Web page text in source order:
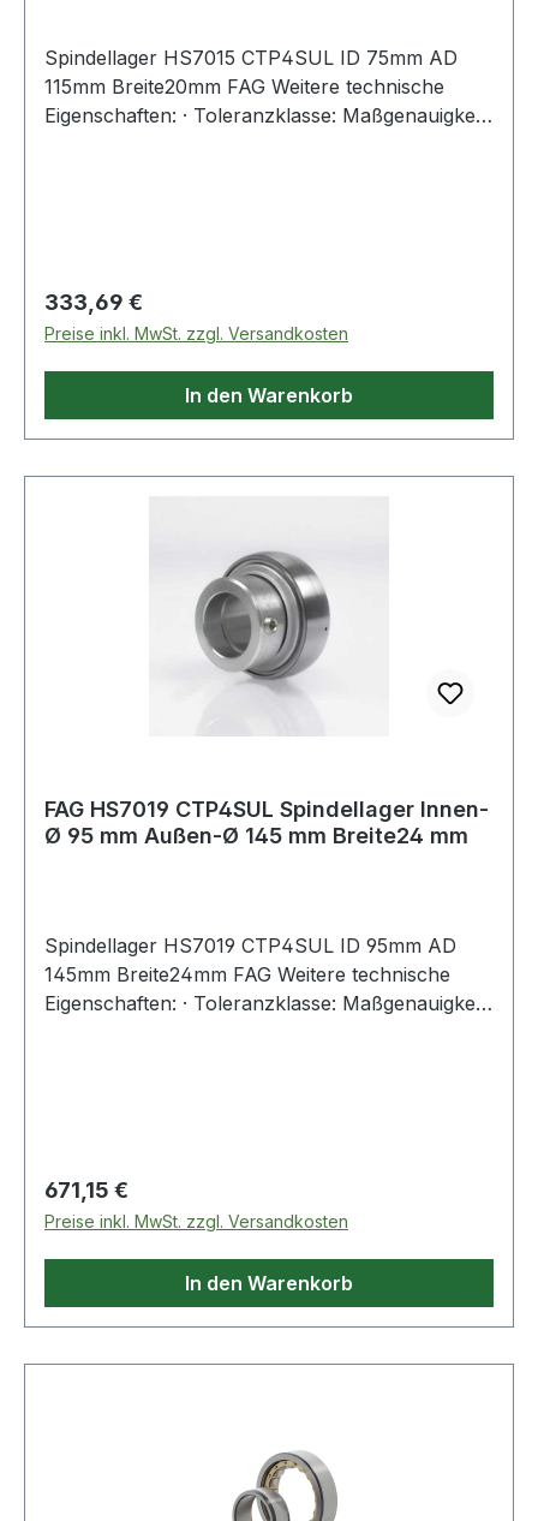
Spindellager HS7015 CTP4SUL ID 75mm AD
115mm Breite20mm FAG Weitere technische
Eigenschaften: · Toleranzklasse: Maßgenauigkeit
Regulärer Preis:
333,69 €
Preise inkl. MwSt. zzgl. Versandkosten
In den Warenkorb
FAG HS7019 CTP4SUL Spindellager Innen-
Ø 95 mm Außen-Ø 145 mm Breite24 mm
Spindellager HS7019 CTP4SUL ID 95mm AD
145mm Breite24mm FAG Weitere technische
Eigenschaften: · Toleranzklasse: Maßgenauigkeit
Regulärer Preis:
671,15 €
Preise inkl. MwSt. zzgl. Versandkosten
In den Warenkorb